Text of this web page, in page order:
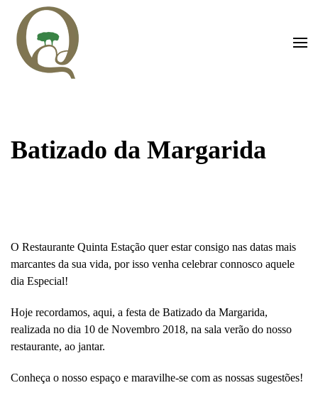
Saltar para o conteúdo principal
Batizado da Margarida
O Restaurante Quinta Estação quer estar consigo nas datas mais
marcantes da sua vida, por isso venha celebrar connosco aquele
dia Especial!
Hoje recordamos, aqui, a festa de Batizado da Margarida,
realizada no dia 10 de Novembro 2018, na sala verão do nosso
restaurante, ao jantar.
Conheça o nosso espaço e maravilhe-se com as nossas sugestões!